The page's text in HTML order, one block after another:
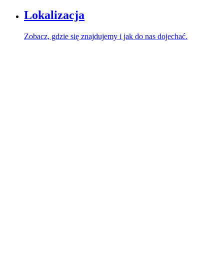
Lokalizacja
Zobacz, gdzie się znajdujemy i jak do nas dojechać.